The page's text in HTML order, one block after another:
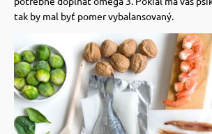
a ohlávky
psov
mačky
mačky
podložky
tak by mal byť pomer vybalansovaný.